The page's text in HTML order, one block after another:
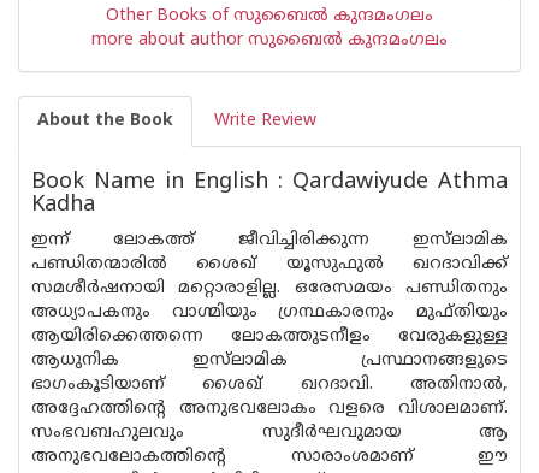
Other Books of സുബൈല്‍ കുന്ദമംഗലം
more about author സുബൈല്‍ കുന്ദമംഗലം
About the Book Write Review
Book Name in English : Qardawiyude Athma
Kadha
ഇന്ന് ലോകത്ത് ജീവിച്ചിരിക്കുന്ന ഇസ്‌ലാമിക
പണ്ഡിതന്മാരില്‍ ശൈഖ് യൂസുഫുല്‍ ഖറദാവിക്ക്
സമശീര്‍ഷനായി മറ്റൊരാളില്ല. ഒരേസമയം പണ്ഡിതനും
അധ്യാപകനും വാഗ്മിയും ഗ്രന്ഥകാരനും മുഫ്തിയും
ആയിരിക്കെത്തന്നെ ലോകത്തുടനീളം വേരുകളുള്ള
ആധുനിക ഇസ്‌ലാമിക പ്രസ്ഥാനങ്ങളുടെ
ഭാഗംകൂടിയാണ് ശൈഖ് ഖറദാവി. അതിനാല്‍,
അദ്ദേഹത്തിന്റെ അനുഭവലോകം വളരെ വിശാലമാണ്.
സംഭവബഹുലവും സുദീര്‍ഘവുമായ ആ
അനുഭവലോകത്തിന്റെ സാരാംശമാണ് ഈ